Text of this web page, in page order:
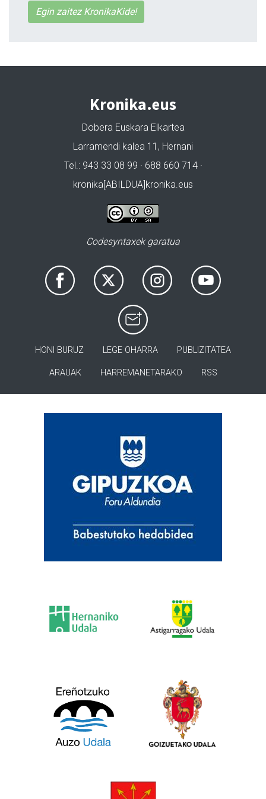
Egin zaitez KronikaKide!
Kronika.eus
Dobera Euskara Elkartea
Larramendi kalea 11, Hernani
Tel.: 943 33 08 99 · 688 660 714 ·
kronika[ABILDUA]kronika.eus
Codesyntaxek garatua
HONI BURUZ LEGE OHARRA PUBLIZITATEA
ARAUAK HARREMANETARAKO RSS